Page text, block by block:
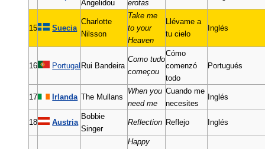
Angelidou
erotas
15 Suecia
Charlotte
Nilsson
Take me
to your
Heaven
Llévame a
tu cielo
Inglés
16 Portugal Rui Bandeira
Como tudo
começou
Cómo
comenzó
todo
Portugués
17 Irlanda The Mullans
When you
need me
Cuando me
necesites
Inglés
18 Austria
Bobbie
Singer
Reflection Reflejo Inglés
Happy